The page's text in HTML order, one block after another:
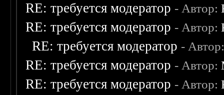
RE: требуется модератор - Автор:
RE: требуется модератор - Автор:
RE: требуется модератор -
RE: требуется модератор - Автор:
RE: требуется модератор - Автор: